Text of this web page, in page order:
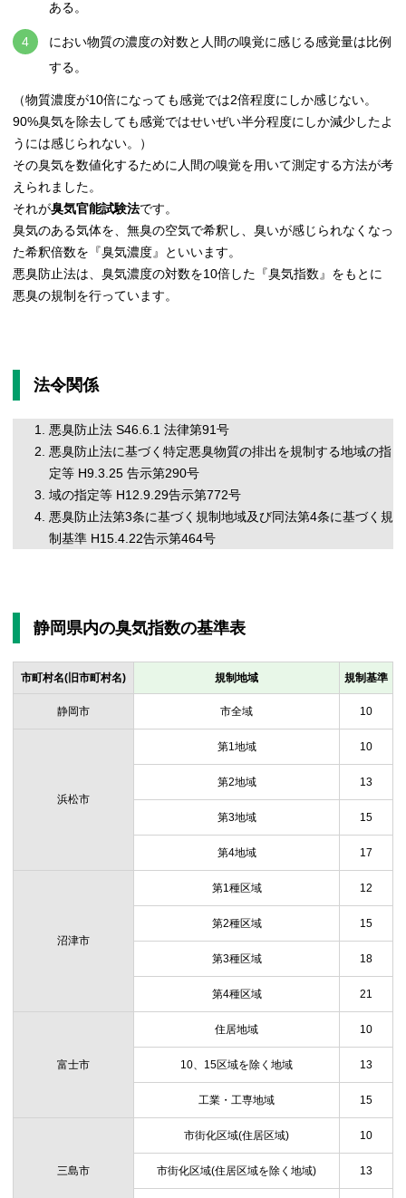
ある。
におい物質の濃度の対数と人間の嗅覚に感じる感覚量は比例
する。
（物質濃度が10倍になっても感覚では2倍程度にしか感じない。
90%臭気を除去しても感覚ではせいぜい半分程度にしか減少したよ
うには感じられない。）
その臭気を数値化するために人間の嗅覚を用いて測定する方法が考
えられました。
それが臭気官能試験法です。
臭気のある気体を、無臭の空気で希釈し、臭いが感じられなくなっ
た希釈倍数を『臭気濃度』といいます。
悪臭防止法は、臭気濃度の対数を10倍した『臭気指数』をもとに
悪臭の規制を行っています。
法令関係
悪臭防止法 S46.6.1 法律第91号
悪臭防止法に基づく特定悪臭物質の排出を規制する地域の指
定等 H9.3.25 告示第290号
域の指定等 H12.9.29告示第772号
悪臭防止法第3条に基づく規制地域及び同法第4条に基づく規
制基準 H15.4.22告示第464号
静岡県内の臭気指数の基準表
市町村名(旧市町村名) 規制地域 規制基準
静岡市 市全域 10
浜松市
第1地域 10
第2地域 13
第3地域 15
第4地域 17
沼津市
第1種区域 12
第2種区域 15
第3種区域 18
第4種区域 21
富士市
住居地域 10
10、15区域を除く地域 13
工業・工専地域 15
三島市
市街化区域(住居区域) 10
市街化区域(住居区域を除く地域) 13